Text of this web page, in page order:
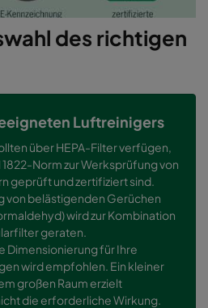
des richtigen
Luftreinigers
über HEPA-Filter verfügen,
Norm zur Werksprüfung von
geprüft und zertifiziert sind.
von belästigenden Gerüchen
wird zur Kombination
geraten.
Dimensionierung für Ihre
wird empfohlen. Ein kleiner
großen Raum erzielt
die erforderliche Wirkung.